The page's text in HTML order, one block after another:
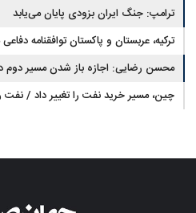
ترامپ: جنگ ایران بزودی پایان می‌یابد
ترکیه، عربستان و پاکستان توافقنامه
محسن رضایی: اجازه باز شدن مسیر دوم
چین، مسیر خرید نفت را تغییر داد /